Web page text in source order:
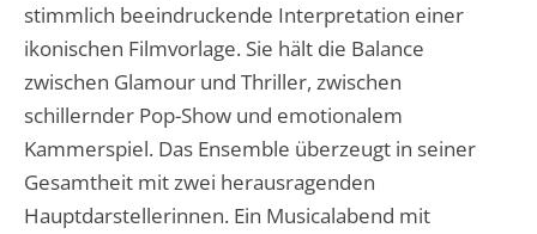
stimmlich beeindruckende Interpretation einer
ikonischen Filmvorlage. Sie hält die Balance
zwischen Glamour und Thriller, zwischen
schillernder Pop-Show und emotionalem
Kammerspiel. Das Ensemble überzeugt in seiner
Gesamtheit mit zwei herausragenden
Hauptdarstellerinnen. Ein Musicalabend mit